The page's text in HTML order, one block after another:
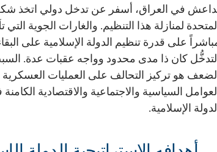
في العراق، أسفر عن تدخل دولي اتخذ شكل
لمنازلة هذا التنظيم. والغارات الجوية
على قدرة تنظيم الدولة الإسلامية على
كان ذا مدى محدود وواجه عقبات عدة.
هو تركيز التحالف على العمليات العسكرية
السياسية والاجتماعية والاقتصادية
الإسلامية.